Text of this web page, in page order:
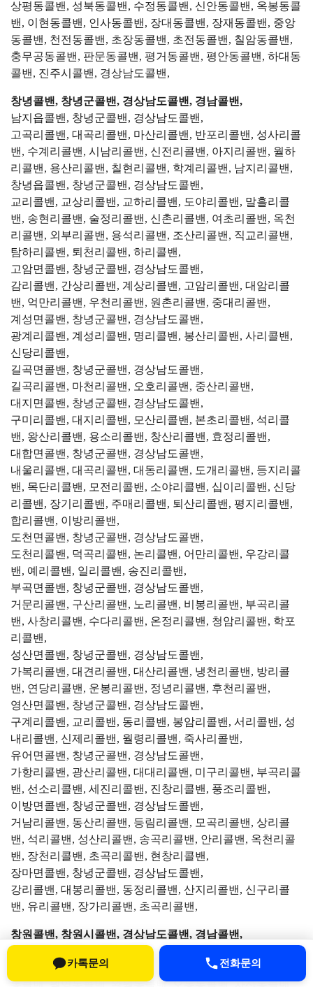
상평동콜밴, 성북동콜밴, 수정동콜밴, 신안동콜밴, 옥봉동콜
밴, 이현동콜밴, 인사동콜밴, 장대동콜밴, 장재동콜밴, 중앙
동콜밴, 천전동콜밴, 초장동콜밴, 초전동콜밴, 칠암동콜밴,
충무공동콜밴, 판문동콜밴, 평거동콜밴, 평안동콜밴, 하대동
콜밴, 진주시콜밴, 경상남도콜밴,
창녕콜밴, 창녕군콜밴, 경상남도콜밴, 경남콜밴,
남지읍콜밴, 창녕군콜밴, 경상남도콜밴,
고곡리콜밴, 대곡리콜밴, 마산리콜밴, 반포리콜밴, 성사리콜
밴, 수계리콜밴, 시남리콜밴, 신전리콜밴, 아지리콜밴, 월하
리콜밴, 용산리콜밴, 칠현리콜밴, 학계리콜밴, 남지리콜밴,
창녕읍콜밴, 창녕군콜밴, 경상남도콜밴,
교리콜밴, 교상리콜밴, 교하리콜밴, 도야리콜밴, 말흘리콜
밴, 송현리콜밴, 술정리콜밴, 신촌리콜밴, 여초리콜밴, 옥천
리콜밴, 외부리콜밴, 용석리콜밴, 조산리콜밴, 직교리콜밴,
탐하리콜밴, 퇴천리콜밴, 하리콜밴,
고암면콜밴, 창녕군콜밴, 경상남도콜밴,
감리콜밴, 간상리콜밴, 계상리콜밴, 고암리콜밴, 대암리콜
밴, 억만리콜밴, 우천리콜밴, 원촌리콜밴, 중대리콜밴,
계성면콜밴, 창녕군콜밴, 경상남도콜밴,
광계리콜밴, 계성리콜밴, 명리콜밴, 봉산리콜밴, 사리콜밴,
신당리콜밴,
길곡면콜밴, 창녕군콜밴, 경상남도콜밴,
길곡리콜밴, 마천리콜밴, 오호리콜밴, 중산리콜밴,
대지면콜밴, 창녕군콜밴, 경상남도콜밴,
구미리콜밴, 대지리콜밴, 모산리콜밴, 본초리콜밴, 석리콜
밴, 왕산리콜밴, 용소리콜밴, 창산리콜밴, 효정리콜밴,
대합면콜밴, 창녕군콜밴, 경상남도콜밴,
내울리콜밴, 대곡리콜밴, 대동리콜밴, 도개리콜밴, 등지리콜
밴, 목단리콜밴, 모전리콜밴, 소야리콜밴, 십이리콜밴, 신당
리콜밴, 장기리콜밴, 주매리콜밴, 퇴산리콜밴, 평지리콜밴,
합리콜밴, 이방리콜밴,
도천면콜밴, 창녕군콜밴, 경상남도콜밴,
도천리콜밴, 덕곡리콜밴, 논리콜밴, 어만리콜밴, 우강리콜
밴, 예리콜밴, 일리콜밴, 송진리콜밴,
부곡면콜밴, 창녕군콜밴, 경상남도콜밴,
거문리콜밴, 구산리콜밴, 노리콜밴, 비봉리콜밴, 부곡리콜
밴, 사창리콜밴, 수다리콜밴, 온정리콜밴, 청암리콜밴, 학포
리콜밴,
성산면콜밴, 창녕군콜밴, 경상남도콜밴,
가복리콜밴, 대견리콜밴, 대산리콜밴, 냉천리콜밴, 방리콜
밴, 연당리콜밴, 운봉리콜밴, 정녕리콜밴, 후천리콜밴,
영산면콜밴, 창녕군콜밴, 경상남도콜밴,
구계리콜밴, 교리콜밴, 동리콜밴, 봉암리콜밴, 서리콜밴, 성
내리콜밴, 신제리콜밴, 월령리콜밴, 죽사리콜밴,
유어면콜밴, 창녕군콜밴, 경상남도콜밴,
가항리콜밴, 광산리콜밴, 대대리콜밴, 미구리콜밴, 부곡리콜
밴, 선소리콜밴, 세진리콜밴, 진창리콜밴, 풍조리콜밴,
이방면콜밴, 창녕군콜밴, 경상남도콜밴,
거남리콜밴, 동산리콜밴, 등림리콜밴, 모곡리콜밴, 상리콜
밴, 석리콜밴, 성산리콜밴, 송곡리콜밴, 안리콜밴, 옥천리콜
밴, 장천리콜밴, 초곡리콜밴, 현창리콜밴,
장마면콜밴, 창녕군콜밴, 경상남도콜밴,
강리콜밴, 대봉리콜밴, 동정리콜밴, 산지리콜밴, 신구리콜
밴, 유리콜밴, 장가리콜밴, 초곡리콜밴,
창원콜밴, 창원시콜밴, 경상남도콜밴, 경남콜밴,
마산합포구콜밴, 창원시콜밴, 경상남도콜밴,
가포동콜밴, 교방동콜밴, 문화동콜밴, 반월중앙동콜밴, 산호
동콜밴, 월영동콜밴, 완월동콜밴, 오동동콜밴, 자산동콜밴,
카톡문의 전화문의